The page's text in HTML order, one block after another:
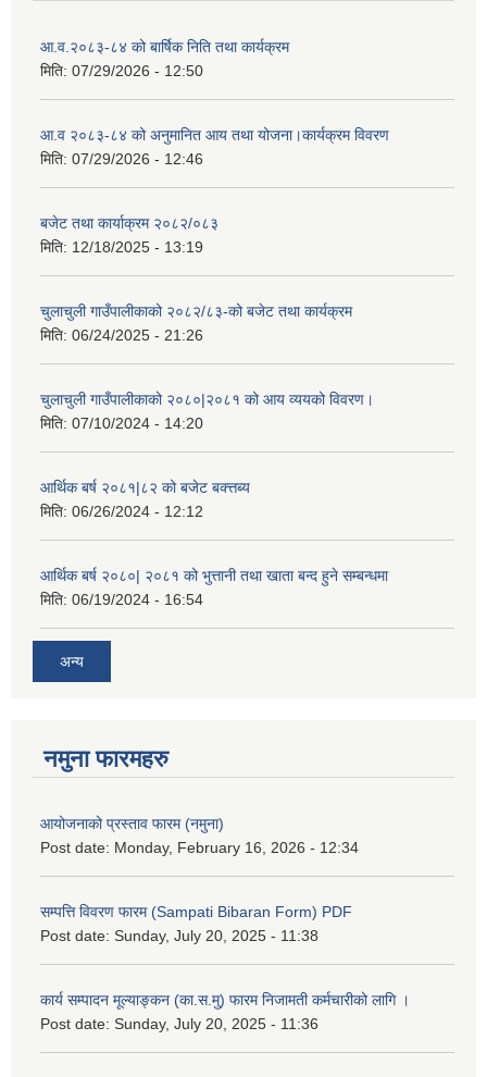
आ.व.२०८३-८४ को बार्षिक निति तथा कार्यक्रम
मिति: 07/29/2026 - 12:50
आ.व २०८३-८४ को अनुमानित आय तथा योजना।कार्यक्रम विवरण
मिति: 07/29/2026 - 12:46
बजेट तथा कार्याक्रम २०८२/०८३
मिति: 12/18/2025 - 13:19
चुलाचुली गाउँपालीकाको २०८२/८३-को बजेट तथा कार्यक्रम
मिति: 06/24/2025 - 21:26
चुलाचुली गाउँपालीकाको २०८०|२०८१ को आय व्ययको विवरण।
मिति: 07/10/2024 - 14:20
आर्थिक बर्ष २०८१|८२ को बजेट बक्त्तब्य
मिति: 06/26/2024 - 12:12
आर्थिक बर्ष २०८०| २०८१ को भुत्तानी तथा खाता बन्द हुने सम्बन्धमा
मिति: 06/19/2024 - 16:54
अन्य
नमुना फारमहरु
आयोजनाको प्रस्ताव फारम (नमुना)
Post date: Monday, February 16, 2026 - 12:34
सम्पत्ति विवरण फारम (Sampati Bibaran Form) PDF
Post date: Sunday, July 20, 2025 - 11:38
कार्य सम्पादन मूल्याङ्कन (का.स.मु) फारम निजामती कर्मचारीको लागि ।
Post date: Sunday, July 20, 2025 - 11:36